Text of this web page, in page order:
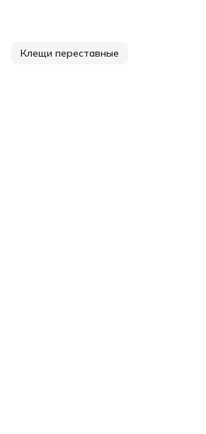
Клещи переставные